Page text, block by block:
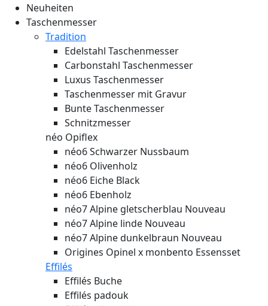
Neuheiten
Taschenmesser
Tradition
Edelstahl Taschenmesser
Carbonstahl Taschenmesser
Luxus Taschenmesser
Taschenmesser mit Gravur
Bunte Taschenmesser
Schnitzmesser
néo Opiflex
néo6 Schwarzer Nussbaum
néo6 Olivenholz
néo6 Eiche Black
néo6 Ebenholz
néo7 Alpine gletscherblau Nouveau
néo7 Alpine linde Nouveau
néo7 Alpine dunkelbraun Nouveau
Origines Opinel x monbento Essensset
Effilés
Effilés Buche
Effilés padouk